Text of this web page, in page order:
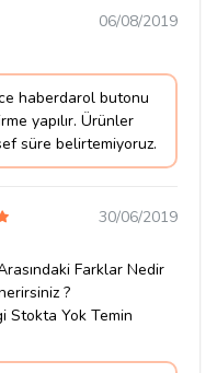
06/08/2019
haberdarol butonu
yapılır. Ürünler
süre belirtemiyoruz.
30/06/2019
Farklar Nedir
?
Stokta Yok Temin